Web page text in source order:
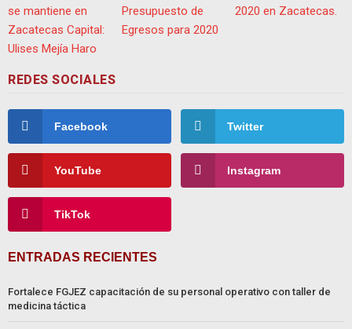
REDES SOCIALES
Facebook Twitter
YouTube Instagram
TikTok
ENTRADAS RECIENTES
Fortalece FGJEZ capacitación de su personal operativo con taller de
medicina táctica